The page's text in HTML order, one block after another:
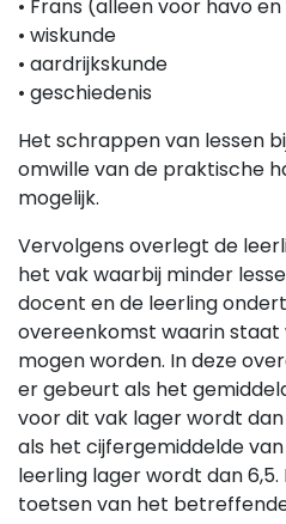
• Frans (alleen voor havo
• wiskunde
• aardrijkskunde
• geschiedenis
Het schrappen van lessen
omwille van de praktische
mogelijk.
Vervolgens overlegt de
het vak waarbij minder
docent en de leerling
overeenkomst waarin staat
mogen worden. In deze
er gebeurt als het
voor dit vak lager wordt
als het cijfergemiddelde
leerling lager wordt dan
toetsen van het